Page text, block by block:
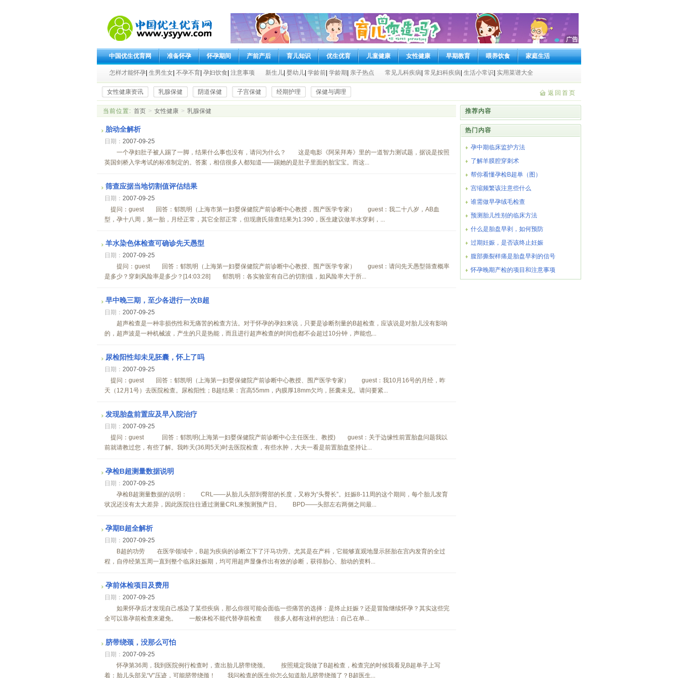
中国优生优育网 准备怀孕 怀孕期间 产前产后 育儿知识 优生优育 儿童健康 女性健康 早期教育 喂养饮食 家庭生活
怎样才能怀孕 生男生女 不孕不育 孕妇饮食 注意事项 新生儿 婴幼儿 学龄前 学龄期 亲子热点 常见儿科疾病 常见妇科疾病 生活小常识 实用菜谱大全
女性健康资讯 乳腺保健 阴道保健 子宫保健 经期护理 保健与调理 返回首页
当前位置: 首页 > 女性健康 > 乳腺保健
胎动全解析
日期： 2007-09-25
一个孕妇肚子被人踢了一脚，结果什么事也没有，请问为什么？ 这是电影《阿呆拜寿》里的一道智力测试题，据说是按照
英国剑桥入学考试的标准制定的。答案，相信很多人都知道——踢她的是肚子里面的胎宝宝。而这...
筛查应据当地切割值评估结果
日期： 2007-09-25
提问：guest 回答：郁凯明（上海市第一妇婴保健院产前诊断中心教授，围产医学专家） guest：我二十八岁，AB血
型，孕十八周，第一胎，月经正常，其它全部正常，但现唐氏筛查结果为1:390，医生建议做羊水穿剌，...
羊水染色体检查可确诊先天愚型
日期： 2007-09-25
提问：guest 回答：郁凯明（上海第一妇婴保健院产前诊断中心教授、围产医学专家） guest：请问先天愚型筛查概率
是多少？穿刺风险率是多少？[14:03:28] 郁凯明：各实验室有自己的切割值，如风险率大于所...
早中晚三期，至少各进行一次B超
日期： 2007-09-25
超声检查是一种非损伤性和无痛苦的检查方法。对于怀孕的孕妇来说，只要是诊断剂量的B超检查，应该说是对胎儿没有影响
的，超声波是一种机械波，产生的只是热能，而且进行超声检查的时间也都不会超过10分钟，声能也...
尿检阳性却未见胚囊，怀上了吗
日期： 2007-09-25
提问：guest 回答：郁凯明（上海第一妇婴保健院产前诊断中心教授、围产医学专家） guest：我10月16号的月经，昨
天（12月1号）去医院检查。尿检阳性；B超结果：宫高55mm，内膜厚18mm欠均，胚囊未见。请问要紧...
发现胎盘前置应及早入院治疗
日期： 2007-09-25
提问：guest 回答：郁凯明(上海第一妇婴保健院产前诊断中心主任医生、教授) guest：关于边缘性前置胎盘问题我以
前就请教过您，有些了解。我昨天(36周5天)时去医院检查，有些水肿，大夫一看是前置胎盘坚持让...
孕检B超测量数据说明
日期： 2007-09-25
孕检B超测量数据的说明： CRL——从胎儿头部到臀部的长度，又称为“头臀长”。妊娠8-11周的这个期间，每个胎儿发育
状况还没有太大差异，因此医院往往通过测量CRL来预测预产日。 BPD——头部左右两侧之间最...
孕期B超全解析
日期： 2007-09-25
B超的功劳 在医学领域中，B超为疾病的诊断立下了汗马功劳。尤其是在产科，它能够直观地显示胚胎在宫内发育的全过
程，自停经第五周一直到整个临床妊娠期，均可用超声显像作出有效的诊断，获得胎心、胎动的资料...
孕前体检项目及费用
日期： 2007-09-25
如果怀孕后才发现自己感染了某些疾病，那么你很可能会面临一些痛苦的选择：是终止妊娠？还是冒险继续怀孕？其实这些完
全可以靠孕前检查来避免。 一般体检不能代替孕前检查 很多人都有这样的想法：自己在单...
脐带绕颈，没那么可怕
日期： 2007-09-25
怀孕第36周，我到医院例行检查时，查出胎儿脐带绕颈。 按照规定我做了B超检查，检查完的时候我看见B超单子上写
着：胎儿头部见“V”压迹，可能脐带绕颈！ 我问检查的医生你怎么知道胎儿脐带绕颈了？B超医生...
推荐内容
热门内容
孕中期临床监护方法
了解羊膜腔穿刺术
帮你看懂孕检B超单（图）
宫缩频繁该注意些什么
谁需做早孕绒毛检查
预测胎儿性别的临床方法
什么是胎盘早剥，如何预防
过期妊娠，是否该终止妊娠
腹部撕裂样痛是胎盘早剥的信号
怀孕晚期产检的项目和注意事项